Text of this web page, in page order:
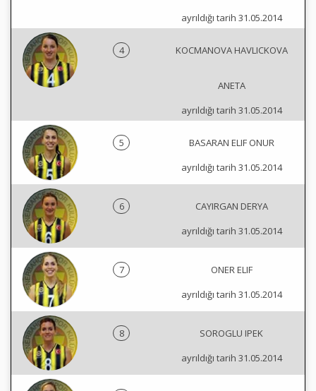
ayrıldığı tarih 31.05.2014
4 KOCMANOVA HAVLICKOVA
ANETA
ayrıldığı tarih 31.05.2014
5
BASARAN ELIF ONUR
ayrıldığı tarih 31.05.2014
6
CAYIRGAN DERYA
ayrıldığı tarih 31.05.2014
7
ONER ELIF
ayrıldığı tarih 31.05.2014
8
SOROGLU IPEK
ayrıldığı tarih 31.05.2014